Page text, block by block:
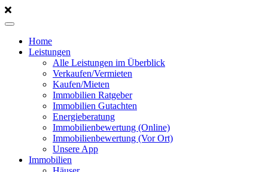
Home
Leistungen
Alle Leistungen im Überblick
Verkaufen/Vermieten
Kaufen/Mieten
Immobilien Ratgeber
Immobilien Gutachten
Energieberatung
Immobilienbewertung (Online)
Immobilienbewertung (Vor Ort)
Unsere App
Immobilien